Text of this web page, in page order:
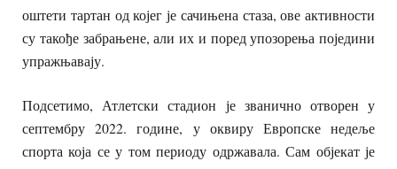
оштети тартан од којег је сачињена стаза, ове активности
су такође забрањене, али их и поред упозорења поједини
упражњавају.
Подсетимо, Атлетски стадион је званично отворен у
септембру 2022. године, у оквиру Европске недеље
спорта која се у том периоду одржавала. Сам објекат је